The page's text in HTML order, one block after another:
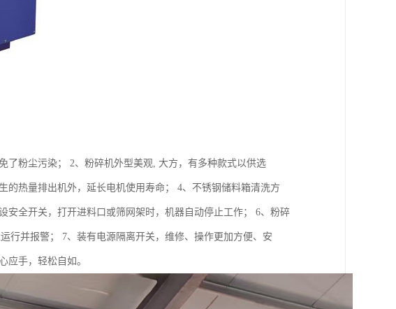
了粉尘污染； 2、粉碎机外型美观, 大方，有多种款式以供选
热量排出机外，延长电机使用寿命； 4、不锈钢储料箱清洗方
全开关，打开进料口或筛网架时，机器自动停止工作； 6、粉碎
行并报警； 7、装有电源隔离开关，维修、操作更加方便、安
应手，轻松自如。